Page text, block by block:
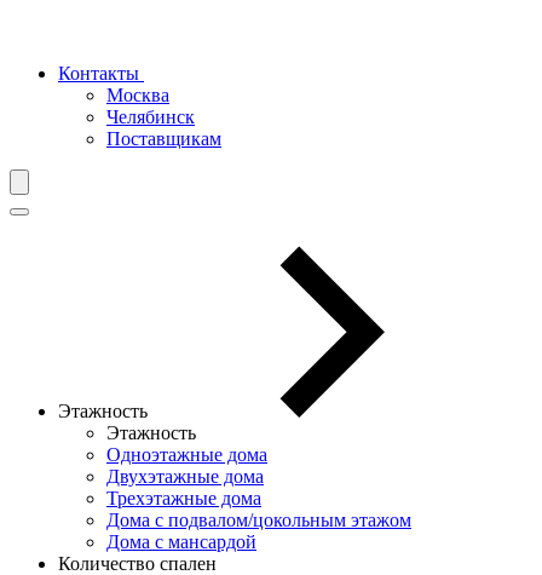
Контакты
Москва
Челябинск
Поставщикам
Этажность
Этажность
Одноэтажные дома
Двухэтажные дома
Трехэтажные дома
Дома с подвалом/цокольным этажом
Дома с мансардой
Количество спален